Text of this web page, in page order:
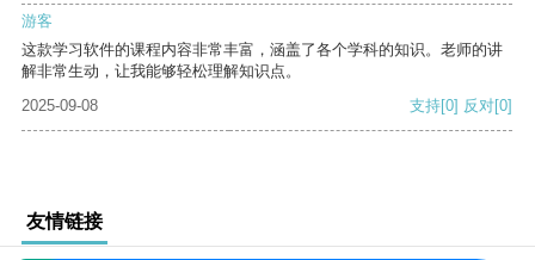
游客
这款学习软件的课程内容非常丰富，涵盖了各个学科的知识。老师的讲
解非常生动，让我能够轻松理解知识点。
2025-09-08
支持[0] 反对[0]
友情链接